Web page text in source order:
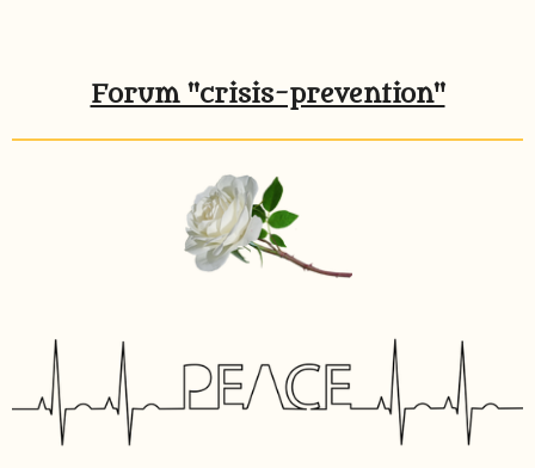
Forum "crisis-prevention"